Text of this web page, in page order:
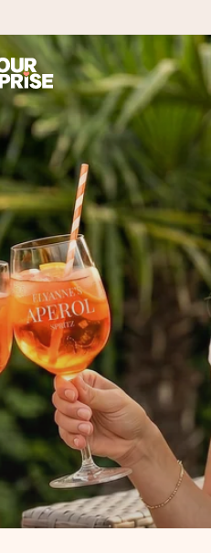
op precies het juiste
Zonder gedoe, maar met alle